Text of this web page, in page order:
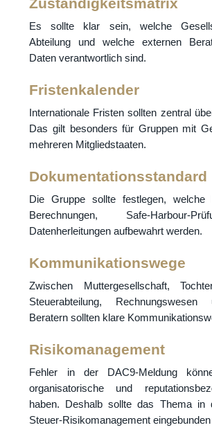
Es sollte klar sein, welche
Abteilung und welche externen
Daten verantwortlich sind.
Fristenkalender
Internationale Fristen sollten zentral
Das gilt besonders für Gruppen mit
mehreren Mitgliedstaaten.
Dokumentationsstandard
Die Gruppe sollte festlegen, welche
Berechnungen, Safe-Harbour-
Datenherleitungen aufbewahrt werden.
Kommunikationswege
Zwischen Muttergesellschaft,
Steuerabteilung,
Beratern sollten klare
Risikomanagement
Fehler in der DAC9-Meldung
organisatorische und
haben. Deshalb sollte das Thema in
Steuer-Risikomanagement